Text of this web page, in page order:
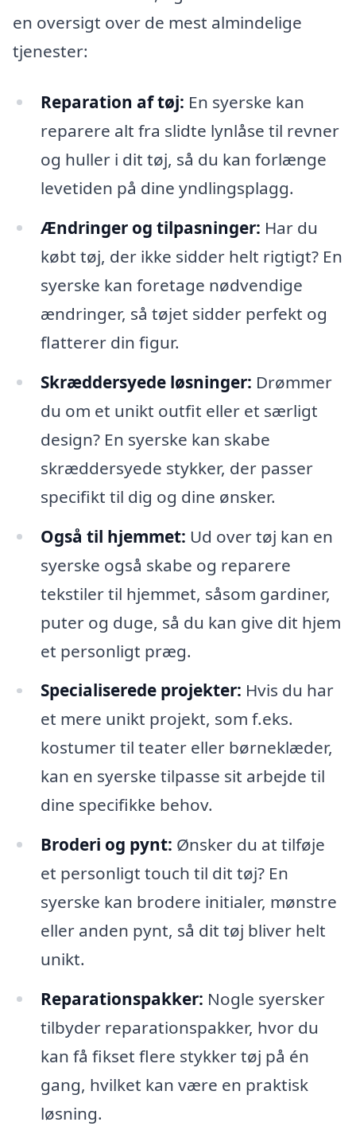
en oversigt over de mest almindelige
tjenester:
Reparation af tøj: En syerske kan
reparere alt fra slidte lynlåse til revner
og huller i dit tøj, så du kan forlænge
levetiden på dine yndlingsplagg.
Ændringer og tilpasninger: Har du
købt tøj, der ikke sidder helt rigtigt? En
syerske kan foretage nødvendige
ændringer, så tøjet sidder perfekt og
flatterer din figur.
Skræddersyede løsninger: Drømmer
du om et unikt outfit eller et særligt
design? En syerske kan skabe
skræddersyede stykker, der passer
specifikt til dig og dine ønsker.
Også til hjemmet: Ud over tøj kan en
syerske også skabe og reparere
tekstiler til hjemmet, såsom gardiner,
puter og duge, så du kan give dit hjem
et personligt præg.
Specialiserede projekter: Hvis du har
et mere unikt projekt, som f.eks.
kostumer til teater eller børneklæder,
kan en syerske tilpasse sit arbejde til
dine specifikke behov.
Broderi og pynt: Ønsker du at tilføje
et personligt touch til dit tøj? En
syerske kan brodere initialer, mønstre
eller anden pynt, så dit tøj bliver helt
unikt.
Reparationspakker: Nogle syersker
tilbyder reparationspakker, hvor du
kan få fikset flere stykker tøj på én
gang, hvilket kan være en praktisk
løsning.